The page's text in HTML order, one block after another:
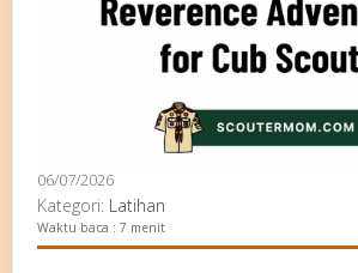
06/07/2026
Kategori: Latihan
Waktu baca : 7 menit